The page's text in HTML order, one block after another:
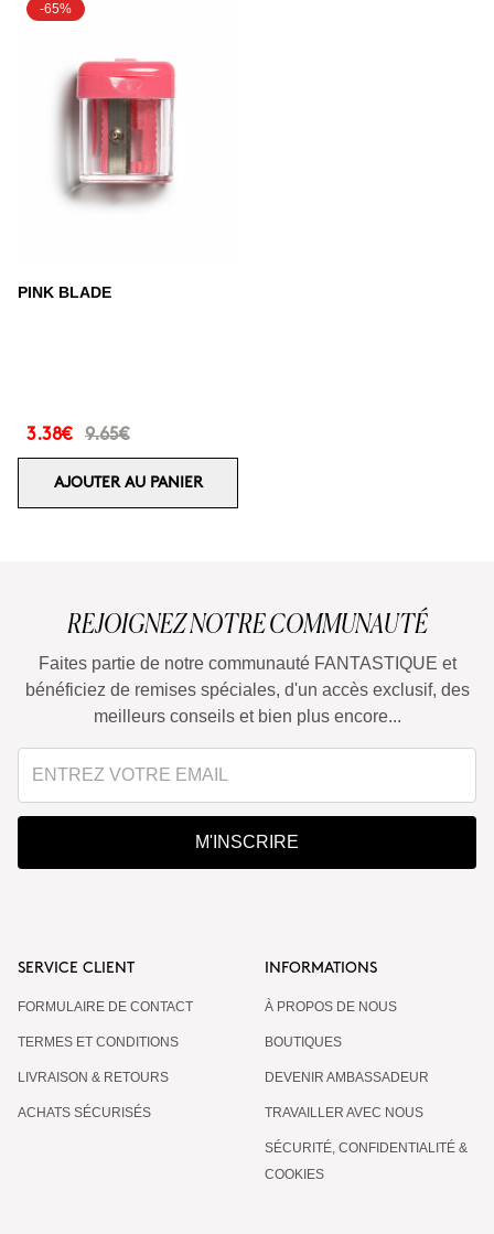
-65%
PINK BLADE
3.38€ 9.65€
AJOUTER AU PANIER
REJOIGNEZ NOTRE COMMUNAUTÉ
Faites partie de notre communauté FANTASTIQUE et
bénéficiez de remises spéciales, d'un accès exclusif, des
meilleurs conseils et bien plus encore...
M'INSCRIRE
SERVICE CLIENT
FORMULAIRE DE CONTACT
TERMES ET CONDITIONS
LIVRAISON & RETOURS
ACHATS SÉCURISÉS
INFORMATIONS
À PROPOS DE NOUS
BOUTIQUES
DEVENIR AMBASSADEUR
TRAVAILLER AVEC NOUS
SÉCURITÉ, CONFIDENTIALITÉ &
COOKIES